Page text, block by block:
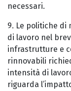
necessari.
9. Le politiche di
di lavoro nel
infrastrutture e
rinnovabili
intensità di
riguarda